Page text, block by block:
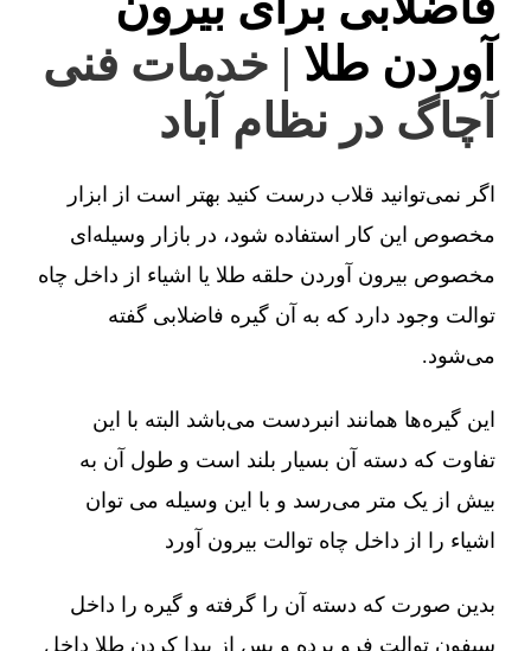
آوردن طلا | خدمات فنی
آچاگ در نظام آباد
اگر نمی‌توانید قلاب درست کنید بهتر است از ابزار
مخصوص این کار استفاده شود، در بازار وسیله‌ای
مخصوص بیرون آوردن حلقه طلا یا اشیاء از داخل چاه
توالت وجود دارد که به آن گیره فاضلابی گفته
می‌شود.
این گیره‌ها همانند انبردست می‌باشد البته با این
تفاوت که دسته آن بسیار بلند است و طول آن به
بیش از یک متر می‌رسد و با این وسیله می توان
اشیاء را از داخل چاه توالت بیرون آورد
بدین صورت که دسته آن را گرفته و گیره را داخل
سیفون توالت فرو برده و پس از پیدا کردن طلا داخل